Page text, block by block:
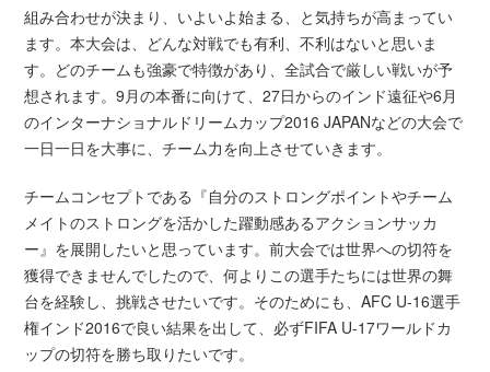
組み合わせが決まり、いよいよ始まる、と気持ちが高まってい
ます。本大会は、どんな対戦でも有利、不利はないと思いま
す。どのチームも強豪で特徴があり、全試合で厳しい戦いが予
想されます。9月の本番に向けて、27日からのインド遠征や6月
のインターナショナルドリームカップ2016 JAPANなどの大会で
一日一日を大事に、チーム力を向上させていきます。
チームコンセプトである『自分のストロングポイントやチーム
メイトのストロングを活かした躍動感あるアクションサッカ
ー』を展開したいと思っています。前大会では世界への切符を
獲得できませんでしたので、何よりこの選手たちには世界の舞
台を経験し、挑戦させたいです。そのためにも、AFC U-16選手
権インド2016で良い結果を出して、必ずFIFA U-17ワールドカ
ップの切符を勝ち取りたいです。